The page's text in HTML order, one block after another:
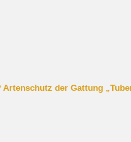
der Gattung